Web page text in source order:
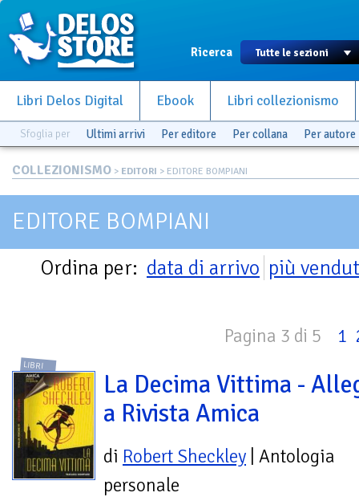
Ricerca
Libri Delos Digital Ebook Libri collezionismo
Sfoglia per Ultimi arrivi Per editore Per collana Per autore
COLLEZIONISMO > EDITORI > EDITORE BOMPIANI
EDITORE BOMPIANI
Ordina per: data di arrivo più
Pagina 3 di 5 1
LIBRI
La Decima Vittima -
a Rivista Amica
di Robert Sheckley | Antologia
personale